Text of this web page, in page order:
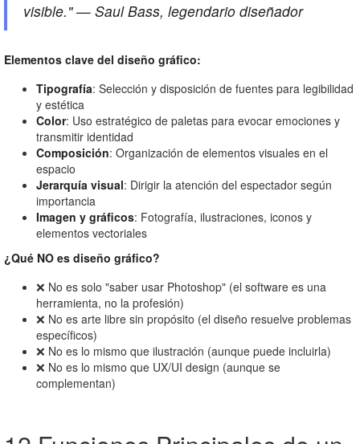
visible." — Saul Bass, legendario diseñador
Elementos clave del diseño gráfico:
Tipografía: Selección y disposición de fuentes para legibilidad
y estética
Color: Uso estratégico de paletas para evocar emociones y
transmitir identidad
Composición: Organización de elementos visuales en el
espacio
Jerarquía visual: Dirigir la atención del espectador según
importancia
Imagen y gráficos: Fotografía, ilustraciones, iconos y
elementos vectoriales
¿Qué NO es diseño gráfico?
❌ No es solo "saber usar Photoshop" (el software es una
herramienta, no la profesión)
❌ No es arte libre sin propósito (el diseño resuelve problemas
específicos)
❌ No es lo mismo que ilustración (aunque puede incluirla)
❌ No es lo mismo que UX/UI design (aunque se
complementan)